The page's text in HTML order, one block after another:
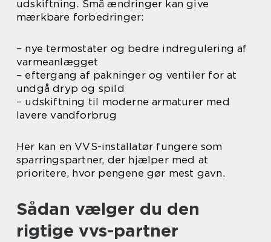
udskiftning. Små ændringer kan give
mærkbare forbedringer:
– nye termostater og bedre indregulering af
varmeanlægget
– eftergang af pakninger og ventiler for at
undgå dryp og spild
– udskiftning til moderne armaturer med
lavere vandforbrug
Her kan en VVS-installatør fungere som
sparringspartner, der hjælper med at
prioritere, hvor pengene gør mest gavn.
Sådan vælger du den
rigtige vvs-partner